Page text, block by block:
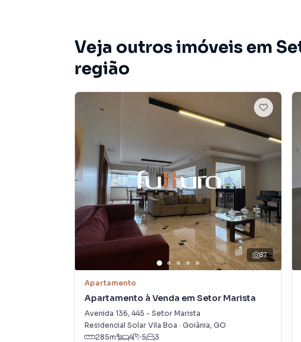
Veja outros imóveis em
região
37
Apartamento
Apartamento à Venda em Setor Marista
Avenida 136, 445 - Setor Marista
Residencial Solar Vila Boa · Goiânia, GO
285m² 4 5 3